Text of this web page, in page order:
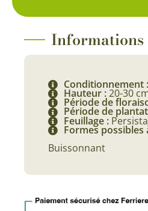
Informations
Conditionnement :
Hauteur :20-30
Période de
Période de
Feuillage :
Formes possibles
Buissonnant